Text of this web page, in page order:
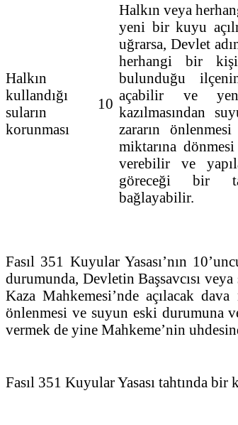
Halkın
kullandığı
suların
korunması
10
Halkın veya
yeni bir kuyu
uğrarsa, Devlet
herhangi bir
bulunduğu
açabilir ve
kazılmasından
zararın
miktarına
verebilir ve
göreceği bir
bağlayabilir.
Fasıl 351 Kuyular Yasası’nın
durumunda, Devletin Başsavcısı
Kaza Mahkemesi’nde açılacak
önlenmesi ve suyun eski durumuna
vermek de yine Mahkeme’nin
Fasıl 351 Kuyular Yasası tahtında